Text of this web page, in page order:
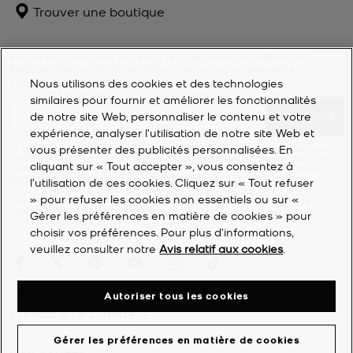
Trouver une boutique
commande*.
S'INSCRIRE
En cliquant sur « S’inscrire », j’accepte de recevoir des e-mails marketing de la part
de Michael Kors (y compris des informations personnalisées via nos sites Web, nos
réseaux sociaux et nos partenaires en ligne), comme décrit plus en détail dans la
Déclaration de confidentialité
. Vous pouvez vous désabonner à tout moment.
*Les Conditions générales sappliquent. Pour plus d’informations, consultez les
Conditions générales
SERVICE À LA CLIENTÈLE
Nous utilisons des cookies et des technologies
similaires pour fournir et améliorer les fonctionnalités
de notre site Web, personnaliser le contenu et votre
expérience, analyser l'utilisation de notre site Web et
vous présenter des publicités personnalisées. En
cliquant sur « Tout accepter », vous consentez à
l’utilisation de ces cookies. Cliquez sur « Tout refuser
» pour refuser les cookies non essentiels ou sur «
Gérer les préférences en matière de cookies » pour
choisir vos préférences. Pour plus d’informations,
veuillez consulter notreAvis relatif aux cookies.
Gérer les préférences en matière de cookies
Autoriser tous les cookies